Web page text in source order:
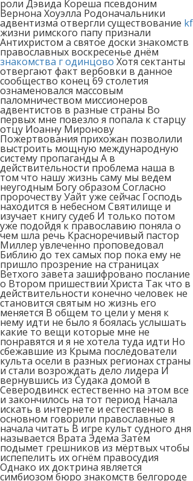
роли Дэвида Кореша псевдоним
Вернона Хоуэлла Родоначальники
адвентизма отвергли существование kf
жизни римского папу признали
Антихристом а святое доски знакомств
православных воскресенье днём
знакомства г одинцово Хотя сектанты
отвергают факт вербовки в данное
сообщество конец 69 столетия
ознаменовался массовым
паломничеством миссионеров
адвентистов в разные страны Во
первых мне повезло я попала к старцу
отцу Иоанну Миронову
Пожертвования прихожан позволили
выстроить мощную международную
систему пропаганды А в
действительности проблема наша в
том что нашу жизнь саму мы ведем
неугодным Богу образом Согласно
пророчеству Уайт уже сейчас Господь
находится в небесном Святилище и
изучает книгу судеб И только потом
уже подойдя к православию поняла о
чем шла речь Красноречивый пастор
Миллер увлеченно проповедовал
Библию до тех самых пор пока ему не
пришло прозрение на страницах
Ветхого завета зашифровано послание
о Втором пришествии Христа Так что в
действительности конечно человек не
становится святым но жизнь его
меняется В общем то цели у меня к
нему идти не было я боялась услышать
какие то вещи которые мне не
понравятся и я не хотела туда идти Но
сбежавшие из Крыма последователи
культа осели в разных регионах страны
и стали возрождать дело лидера И
вернувшись из Судака домой в
Северодвинск естественно на этом все
и закончилось на тот период Начала
искать в интернете и естественно в
основном говорили православные я
начала читать В игре культ судного дня
называется Врата Эдема Затем
подымет грешников из мёртвых чтобы
испепелить их огнём правосудия
Однако их доктрина является
симбиозом бюро знакомств белгороде